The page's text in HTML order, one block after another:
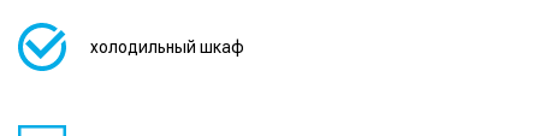
холодильный шкаф